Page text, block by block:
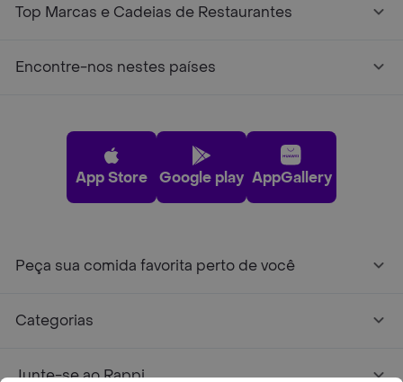
Top Marcas e Cadeias de Restaurantes
Encontre-nos nestes países
App Store Google play AppGallery
Peça sua comida favorita perto de você
Categorias
Junte-se ao Rappi